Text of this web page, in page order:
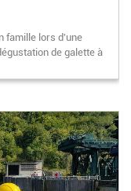
famille lors d'une
de galette à